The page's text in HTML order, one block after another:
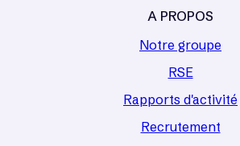
A PROPOS
Notre groupe
RSE
Rapports d'activité
Recrutement